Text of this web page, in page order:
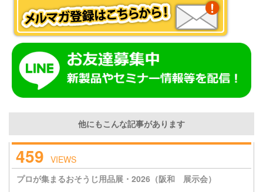
他にもこんな記事があります
459 VIEWS
プロが集まるおそうじ用品展・2026（阪和 展示会）